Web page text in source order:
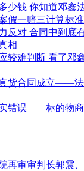
少钱 你知道邓鑫
假一赔三计算标
反对 合同中到
相
较难判断 看了邓
货合同成立——
错误——标的物商
再审审判长郭震